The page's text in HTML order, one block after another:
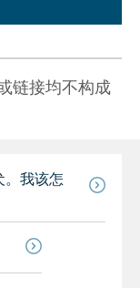
链接均不构成
。我该怎